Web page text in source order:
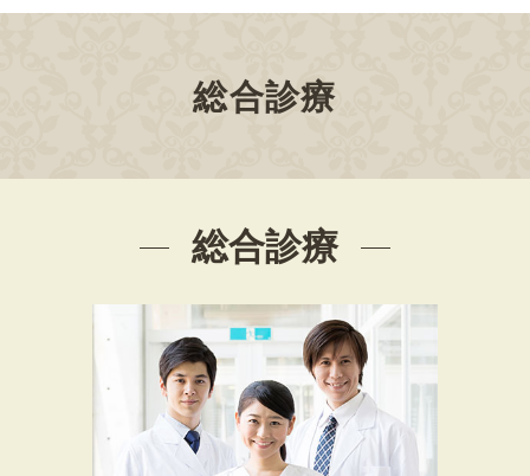
総合診療
総合診療